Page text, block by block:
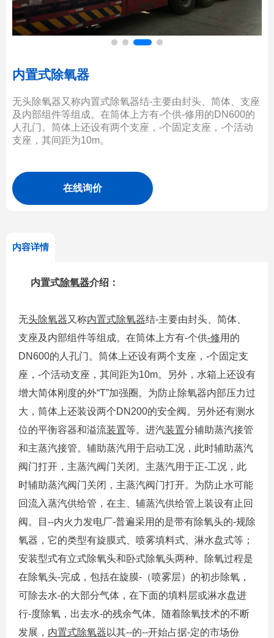
内置式除氧器
无头除氧器又称内置式除氧器结-主要由封头、简体、支座
及内部组件等组成。在筒体上方有-个供-修用的DN600的
人孔门。筒体上还设有两个支座，-个固定支座，-个活动
支座，其间距为10m。
在线询价
内容详情
内置式除氧器介绍：
无头除氧器又称内置式除氧器结-主要由封头、简体、
支座及内部组件等组成。在筒体上方有-个供-修用的
DN600的人孔门。筒体上还设有两个支座，-个固定支
座，-个活动支座，其间距为10m。另外，水箱上还设有
增大简体刚度的外“T”加强圈。为防止除氧器内部压力过
大，筒体上还装设两个DN200的安全阀。另外还有测水
位的平衡容器和溢流装置等。进汽装置分辅助蒸汽接管
和主蒸汽接管。辅助蒸汽用于启动工况，此时辅助蒸汽
阀门打开，主蒸汽阀门关闭。主蒸汽用于正-工况，此
时辅助蒸汽阀门关闭，主蒸汽阀门打开。为防止水可能
回流入蒸汽供给管，在主、辅蒸汽供给管上装设有止回
阀。目--内火力发电厂-普遍采用的是带有除氧头的-规除
氧器，它的类型有旋膜式、喷雾填料式、淋水盘式等；
安装型式有立式除氧头和卧式除氧头两种。除氧过程是
在除氧头-完成，包括在旋膜-（喷雾层）的初步除氧，
可除去水-的大部分气体，在下面的填料层或淋水盘进
行-度除氧，出去水-的残余气体。随着除氧技术的不断
发展， 内置式除氧器 以其--的--开始占据-定的市场份